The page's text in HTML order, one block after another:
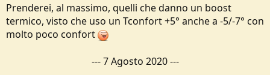
Prenderei, al massimo, quelli che danno un boost
termico, visto che uso un Tconfort +5° anche a -5/-7° con
molto poco confort
---7 Agosto 2020---